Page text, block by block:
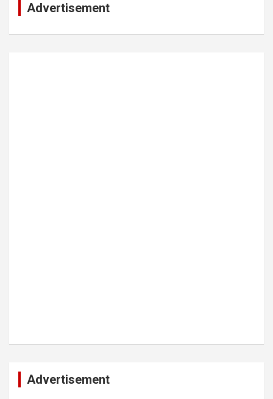
Advertisement
Advertisement